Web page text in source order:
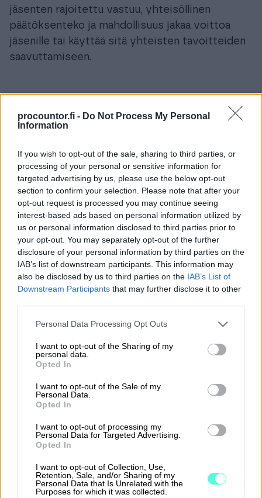
procountor.fi - Do Not Process My Personal
Information
If you wish to opt-out of the sale, sharing to third parties, or
processing of your personal or sensitive information for
targeted advertising by us, please use the below opt-out
section to confirm your selection. Please note that after your
opt-out request is processed you may continue seeing
interest-based ads based on personal information utilized by
us or personal information disclosed to third parties prior to
your opt-out. You may separately opt-out of the further
disclosure of your personal information by third parties on the
IAB’s list of downstream participants. This information may
also be disclosed by us to third parties on the IAB’s List of
Downstream Participants that may further disclose it to other
Please note that this website/app uses one or more Google
not limited to your visit or usage behaviour. You may click to
grant or deny consent to Google and its third-party tags to
use your data for below specified purposes in below Google
consent section.
Personal Data Processing Opt Outs
I want to opt-out of the Sharing of my
personal data.
Opted In
I want to opt-out of the Sale of my
Personal Data.
Opted In
I want to opt-out of processing my
Personal Data for Targeted Advertising.
Opted In
I want to opt-out of Collection, Use,
Retention, Sale, and/or Sharing of my
Personal Data that Is Unrelated with the
Purposes for which it was collected.
jäsenten rajoitettu vastuu, yhteisöllinen
päätöksenteko ja mahdollisuus jakaa voittoa
jäsenille tai käyttää sitä yhteisten tavoitteiden
saavuttamiseen.
Finago Procountorilla
Automatisoi ja selkeytä talouttasi
Vaivatonta yhteistyötä eri osapuolten
kanssa
Sopii yritysmuodosta ja -koosta
riippumatta
Tutustu Finago Procountoriin
kirjanpidon ohjelmisto
käytä aikasi paremmin. Aloitus nyt
maksutta rajoitetun ajan!
Tutustu Procountoriin